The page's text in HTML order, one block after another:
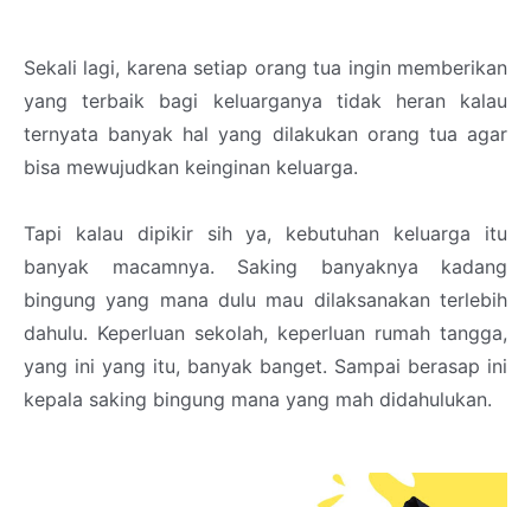
Sekali lagi, karena setiap orang tua ingin memberikan
yang terbaik bagi keluarganya tidak heran kalau
ternyata banyak hal yang dilakukan orang tua agar
bisa mewujudkan keinginan keluarga.
Tapi kalau dipikir sih ya, kebutuhan keluarga itu
banyak macamnya. Saking banyaknya kadang
bingung yang mana dulu mau dilaksanakan terlebih
dahulu. Keperluan sekolah, keperluan rumah tangga,
yang ini yang itu, banyak banget. Sampai berasap ini
kepala saking bingung mana yang mah didahulukan.